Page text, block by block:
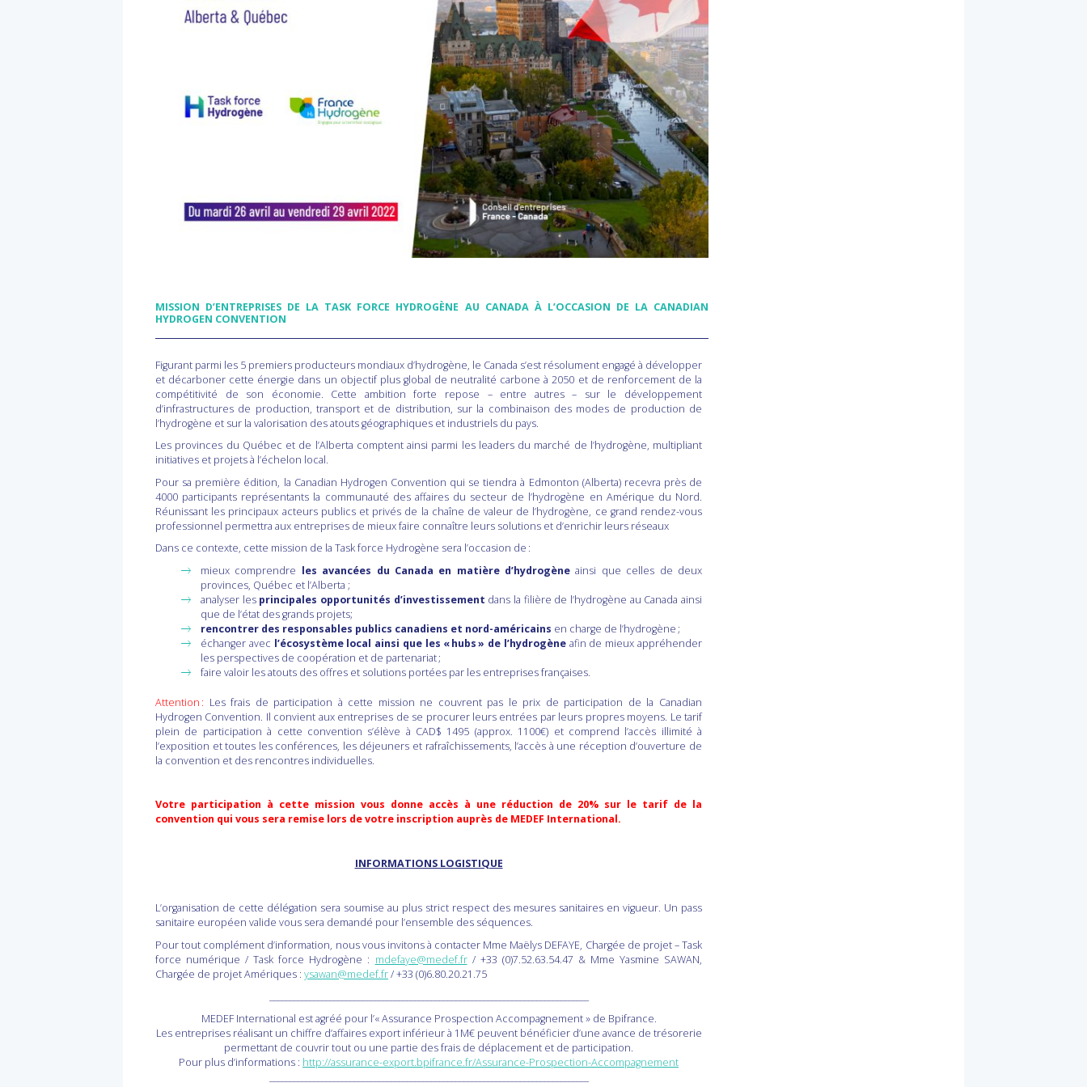
MISSION D’ENTREPRISES DE LA TASK FORCE HYDROGÈNE AU CANADA À L’OCCASION DE LA CANADIAN
HYDROGEN CONVENTION
Figurant parmi les 5 premiers producteurs mondiaux d’hydrogène, le Canada s’est résolument engagé à développer
et décarboner cette énergie dans un objectif plus global de neutralité carbone à 2050 et de renforcement de la
compétitivité de son économie. Cette ambition forte repose – entre autres – sur le développement
d’infrastructures de production, transport et de distribution, sur la combinaison des modes de production de
l’hydrogène et sur la valorisation des atouts géographiques et industriels du pays.
Les provinces du Québec et de l’Alberta comptent ainsi parmi les leaders du marché de l’hydrogène, multipliant
initiatives et projets à l’échelon local.
Pour sa première édition, la Canadian Hydrogen Convention qui se tiendra à Edmonton (Alberta) recevra près de
4000 participants représentants la communauté des affaires du secteur de l’hydrogène en Amérique du Nord.
Réunissant les principaux acteurs publics et privés de la chaîne de valeur de l’hydrogène, ce grand rendez-vous
professionnel permettra aux entreprises de mieux faire connaître leurs solutions et d’enrichir leurs réseaux
Dans ce contexte, cette mission de la Task force Hydrogène sera l’occasion de :
mieux comprendre les avancées du Canada en matière d’hydrogène ainsi que celles de deux
provinces, Québec et l’Alberta ;
analyser les principales opportunités d’investissement dans la filière de l’hydrogène au Canada ainsi
que de l’état des grands projets;
rencontrer des responsables publics canadiens et nord-américains en charge de l’hydrogène ;
échanger avec l’écosystème local ainsi que les « hubs » de l’hydrogèneafin de mieux appréhender
les perspectives de coopération et de partenariat ;
faire valoir les atouts des offres et solutions portées par les entreprises françaises.
Attention : Les frais de participation à cette mission ne couvrent pas le prix de participation de la Canadian
Hydrogen Convention. Il convient aux entreprises de se procurer leurs entrées par leurs propres moyens. Le tarif
plein de participation à cette convention s’élève à CAD$ 1495 (approx. 1100€) et comprend l’accès illimité à
l’exposition et toutes les conférences, les déjeuners et rafraîchissements, l’accès à une réception d’ouverture de
la convention et des rencontres individuelles.
Votre participation à cette mission vous donne accès à une réduction de 20% sur le tarif de la
convention qui vous sera remise lors de votre inscription auprès de MEDEF International.
INFORMATIONS LOGISTIQUE
L’organisation de cette délégation sera soumise au plus strict respect des mesures sanitaires en vigueur. Un pass
sanitaire européen valide vous sera demandé pour l’ensemble des séquences.
Pour tout complément d’information, nous vous invitons à contacter Mme Maëlys DEFAYE, Chargée de projet – Task
force numérique / Task force Hydrogène : mdefaye@medef.fr/ +33 (0)7.52.63.54.47 & Mme Yasmine SAWAN,
Chargée de projet Amériques : ysawan@medef.fr/ +33 (0)6.80.20.21.75
MEDEF International est agréé pour l’« Assurance Prospection Accompagnement » de Bpifrance.
Les entreprises réalisant un chiffre d’affaires export inférieur à 1M€ peuvent bénéficier d’une avance de trésorerie
permettant de couvrir tout ou une partie des frais de déplacement et de participation.
Pour plus d’informations : http://assurance-export.bpifrance.fr/Assurance-Prospection-Accompagnement